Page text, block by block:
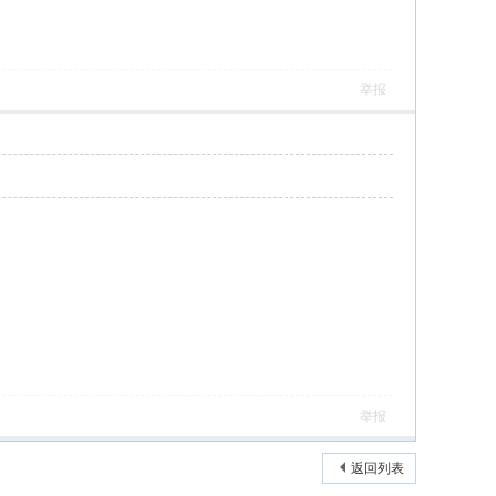
举报
举报
返回列表